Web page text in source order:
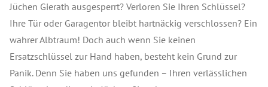
Jüchen Gierath ausgesperrt? Verloren Sie Ihren Schlüssel?
Ihre Tür oder Garagentor bleibt hartnäckig verschlossen? Ein
wahrer Albtraum! Doch auch wenn Sie keinen
Ersatzschlüssel zur Hand haben, besteht kein Grund zur
Panik. Denn Sie haben uns gefunden – Ihren verlässlichen